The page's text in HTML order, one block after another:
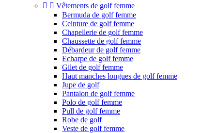
  Vêtements de golf femme
Bermuda de golf femme
Ceinture de golf femme
Chapellerie de golf femme
Chaussette de golf femme
Débardeur de golf femme
Echarpe de golf femme
Gilet de golf femme
Haut manches longues de golf femme
Jupe de golf
Pantalon de golf femme
Polo de golf femme
Pull de golf femme
Robe de golf
Veste de golf femme